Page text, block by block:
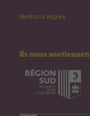
Mentions légales
Ils nous